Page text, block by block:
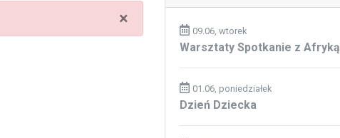
×
09.06, wtorek
Warsztaty Spotkanie z Afryką
01.06, poniedziałek
Dzień Dziecka